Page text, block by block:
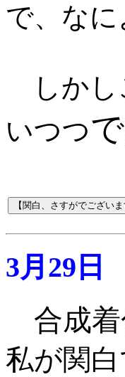
で、な
しかし
いつつ
3月29日
合成着
私が関白